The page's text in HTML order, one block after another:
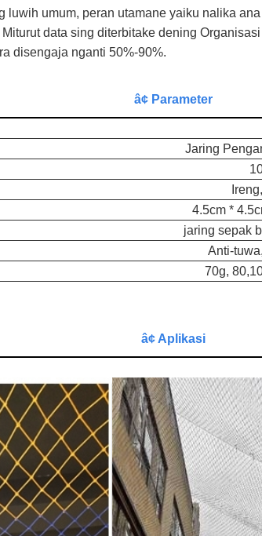
luwih umum, peran utamane yaiku nalika
data sing diterbitake dening
disengaja nganti 50%-90%.
â¢ Parameter
Jaring
4.5cm *
jaring sepak
Anti-
70g,
â¢ Aplikasi